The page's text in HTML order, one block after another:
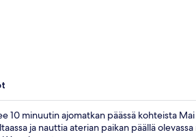
10 minuutin ajomatkan päässä kohteista
ja nauttia aterian paikan päällä